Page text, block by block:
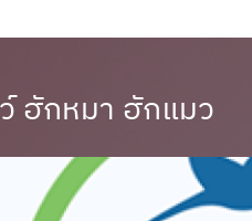
ฮักหมา ฮักแมว